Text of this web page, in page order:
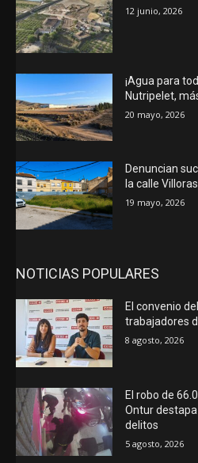
12 junio, 2026
¡Agua para
Nutripelet,
20 mayo, 2026
Denuncian
la calle
19 mayo, 2026
NOTICIAS POPULARES
El convenio
trabajadores
8 agosto, 2026
El robo de
Ontur
delitos
5 agosto, 2026